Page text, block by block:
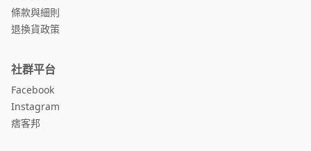
條款與細則
退換貨政策
社群平台
Facebook
Instagram
痞客邦